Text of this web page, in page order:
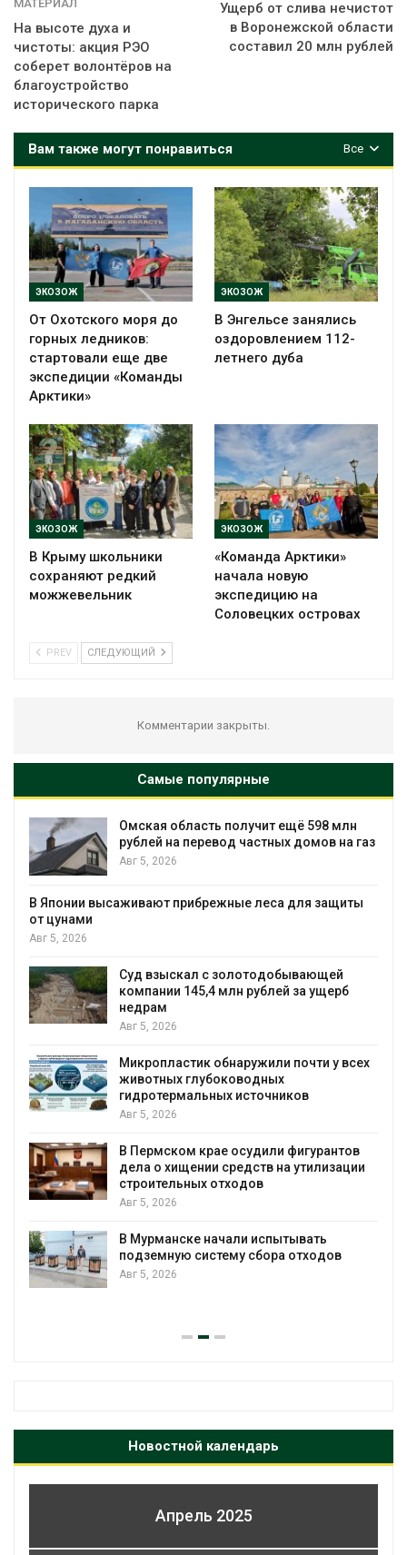
МАТЕРИАЛ
На высоте духа и
чистоты: акция РЭО
соберет волонтёров на
благоустройство
исторического парка
Ущерб от слива нечистот
в Воронежской области
составил 20 млн рублей
Все
Вам также могут понравиться
ЭКОЗОЖ
От Охотского моря до
горных ледников:
стартовали еще две
экспедиции «Команды
Арктики»
ЭКОЗОЖ
В Энгельсе занялись
оздоровлением 112-
летнего дуба
ЭКОЗОЖ
В Крыму школьники
сохраняют редкий
можжевельник
ЭКОЗОЖ
«Команда Арктики»
начала новую
экспедицию на
Соловецких островах
PREV СЛЕДУЮЩИЙ
Комментарии закрыты.
Самые популярные
Омская область получит ещё 598 млн
рублей на перевод частных домов на газ
Авг 5, 2026
высаживают прибрежные леса для защиты
цунами
5, 2026
Суд взыскал с золотодобывающей
компании 145,4 млн рублей за ущерб
недрам
Авг 5, 2026
Микропластик обнаружили почти у всех
животных глубоководных
гидротермальных источников
Авг 5, 2026
В Пермском крае осудили фигурантов
дела о хищении средств на утилизации
строительных отходов
Авг 5, 2026
В Мурманске начали испытывать
подземную систему сбора отходов
Авг 5, 2026
Новостной календарь
Апрель 2025